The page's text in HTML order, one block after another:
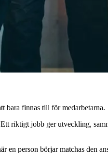
bara finnas till för medarbetarna.
riktigt jobb ger utveckling,
person börjar matchas den